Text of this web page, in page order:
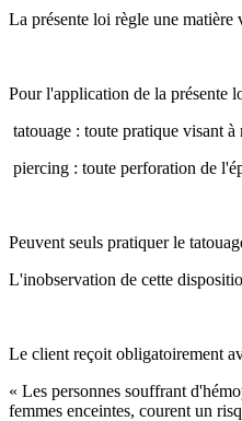
La présente loi règle une
Pour l'application de la présente
tatouage : toute pratique visant
piercing : toute perforation de
Peuvent seuls pratiquer le
L'inobservation de cette
Le client reçoit obligatoirement
« Les personnes souffrant
femmes enceintes, courent un